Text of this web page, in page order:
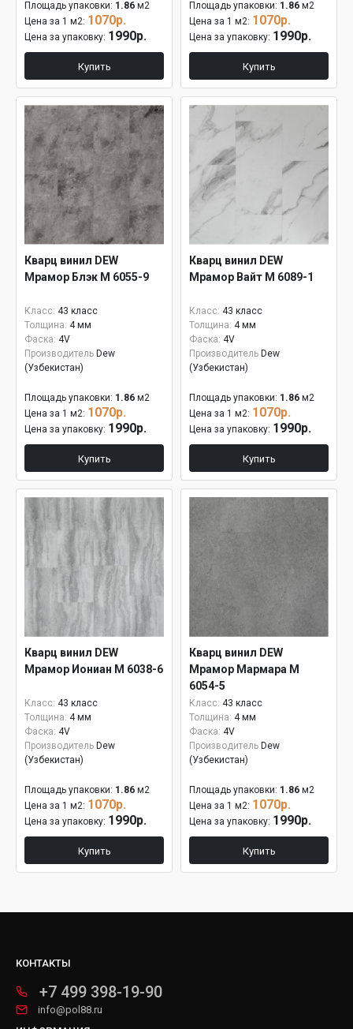
Площадь упаковки: 1.86 м2
Цена за 1 м2: 1070р.
Цена за упаковку: 1990р.
Купить
Площадь упаковки: 1.86 м2
Цена за 1 м2: 1070р.
Цена за упаковку: 1990р.
Купить
Кварц винил DEW
Мрамор Блэк М 6055-9
Класс: 43 класс
Толщина: 4 мм
Фаска: 4V
Производитель Dew
(Узбекистан)
Площадь упаковки: 1.86 м2
Цена за 1 м2: 1070р.
Цена за упаковку: 1990р.
Купить
Кварц винил DEW
Мрамор Вайт М 6089-1
Класс: 43 класс
Толщина: 4 мм
Фаска: 4V
Производитель Dew
(Узбекистан)
Площадь упаковки: 1.86 м2
Цена за 1 м2: 1070р.
Цена за упаковку: 1990р.
Купить
Кварц винил DEW
Мрамор Иониан М 6038-6
Класс: 43 класс
Толщина: 4 мм
Фаска: 4V
Производитель Dew
(Узбекистан)
Площадь упаковки: 1.86 м2
Цена за 1 м2: 1070р.
Цена за упаковку: 1990р.
Купить
Кварц винил DEW
Мрамор Мармара М
6054-5
Класс: 43 класс
Толщина: 4 мм
Фаска: 4V
Производитель Dew
(Узбекистан)
Площадь упаковки: 1.86 м2
Цена за 1 м2: 1070р.
Цена за упаковку: 1990р.
Купить
КОНТАКТЫ
+7 499 398-19-90
info@pol88.ru